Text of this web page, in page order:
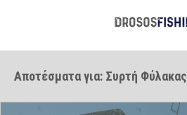
Αποτέσματα για: Συρτή Φύλακας